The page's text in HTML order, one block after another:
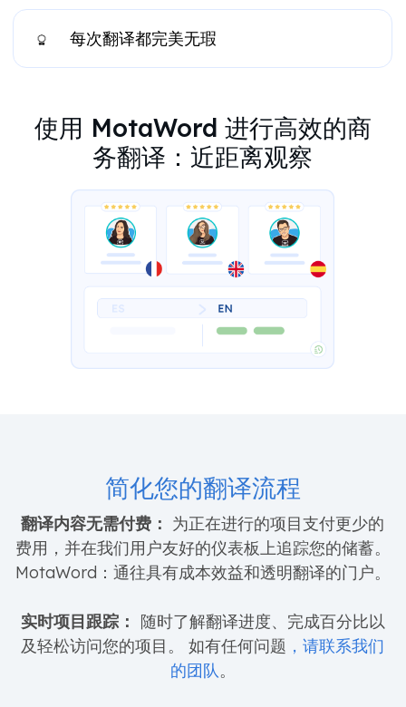
每次翻译都完美无瑕
使用 MotaWord 进行高效的商
务翻译：近距离观察
简化您的翻译流程
翻译内容无需付费： 为正在进行的项目支付更少的
费用，并在我们用户友好的仪表板上追踪您的储蓄。
MotaWord：通往具有成本效益和透明翻译的门户。
实时项目跟踪： 随时了解翻译进度、完成百分比以
及轻松访问您的项目。 如有任何问题 ，请联系我们
的团队。